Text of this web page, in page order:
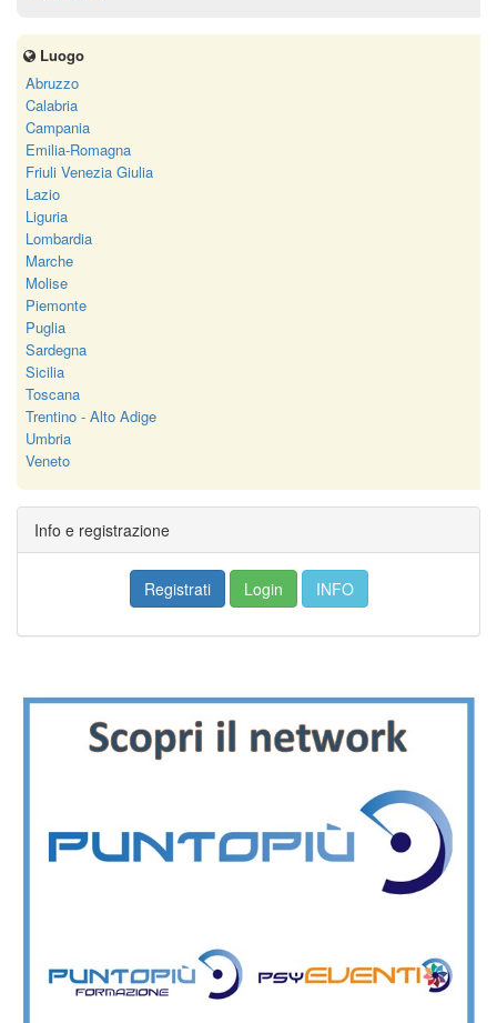
Luogo
Abruzzo
Calabria
Campania
Emilia-Romagna
Friuli Venezia Giulia
Lazio
Liguria
Lombardia
Marche
Molise
Piemonte
Puglia
Sardegna
Sicilia
Toscana
Trentino - Alto Adige
Umbria
Veneto
Info e registrazione
Registrati Login INFO